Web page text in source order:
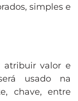
simples e
atribuir valor e
usado na
chave, entre